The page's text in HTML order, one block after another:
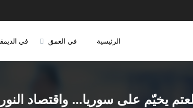
الرئيسية في العمق في
يخيّم على سوريا... واقتصاد النور يكلّف 12 ألف